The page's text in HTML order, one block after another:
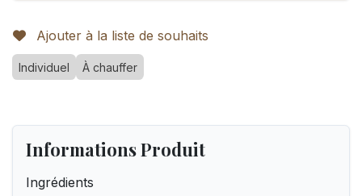
Ajouter à la liste de souhaits
Individuel À chauffer
Informations Produit
Ingrédients